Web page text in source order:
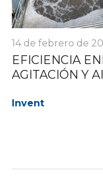
14 de febrero de
EFICIENCIA
AGITACIÓN Y
Invent